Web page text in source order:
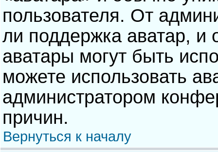
пользователя. От
ли поддержка аватар, и
аватары могут быть
можете использовать
администратором
причин.
Вернуться к началу